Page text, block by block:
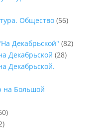
Общество(56)
Декабрьской" (82)
Декабрьской (28)
Декабрьской.
на Большой